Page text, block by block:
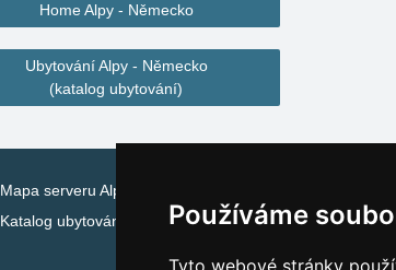
Používáme
Tyto webové stránky
Home Alpy - Německo
Ubytování Alpy - Německo
(katalog ubytování)
Mapa serveru Alpy - Německo
Katalog ubytování